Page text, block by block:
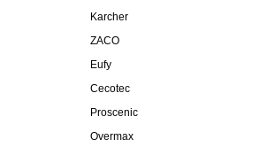
Karcher
ZACO
Eufy
Cecotec
Proscenic
Overmax